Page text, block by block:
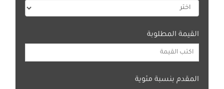
القيمة المطلوبة
المقدم بنسبة مئوية